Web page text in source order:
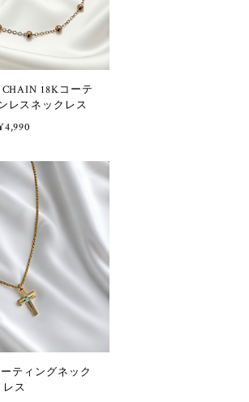
コーテ
レスネックレス
ティングネック
レス